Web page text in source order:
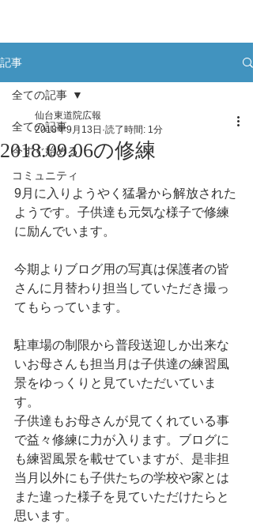
記事
全ての記事
今すぐ始める
コミュニティ
全ての記事
2018.09.06の修練
仙台東道院広報
2018年9月13日 読了時間: 1分
9月に入りようやく猛暑から解放された
ようです。子供達も元気な様子で修練
に励んでいます。
今期よりブログ用の写真は保護者の皆
さんに月替わり担当していただき撮っ
てもらっています。
駐車場の制限から普段送迎しか出来な
いお母さんも担当月は子供達の練習風
景をゆっくりと見ていただいていま
す。
子供達もお母さんが見てくれている事
で益々修練に力が入ります。ブログに
も練習風景を載せていますが、是非担
当月以外にも子供たちの学校や家とは
また違った様子を見ていただけたらと
思います。